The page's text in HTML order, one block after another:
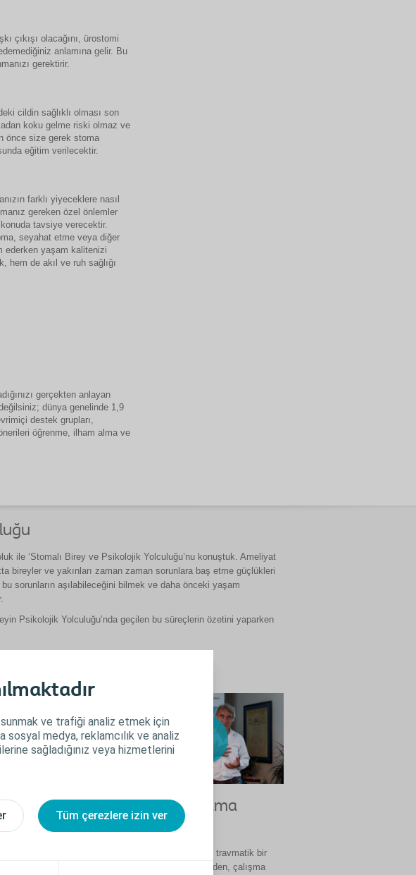
ve trafiği analiz etmek için
sosyal medya, reklamcılık ve analiz
sağladığınız veya hizmetlerini
Tüm çerezlere izin ver
çıkışı olacağını, ürostomi
anlamına gelir. Bu
gerektirir.
cildin sağlıklı olması son
koku gelme riski olmaz ve
önce size gerek stoma
eğitim verilecektir.
farklı yiyeceklere nasıl
gereken özel önlemler
tavsiye verecektir.
seyahat etme veya diğer
ederken yaşam kalitenizi
hem de akıl ve ruh sağlığı
gerçekten anlayan
dünya genelinde 1,9
destek grupları,
öğrenme, ilham alma ve
ile ‘Stomalı Birey ve Psikolojik Yolculuğu’nu konuştuk. Ameliyat
bireyler ve yakınları zaman zaman sorunlara baş etme güçlükleri
sorunların aşılabileceğini bilmek ve daha önceki yaşam
Psikolojik Yolculuğu’nda geçilen bu süreçlerin özetini yaparken
tanışma
sağlama sadece
Stomalı yaşama
Bu durum duygusal ve travmatik bir
durumdur. Aile ilişkisinden, çalışma